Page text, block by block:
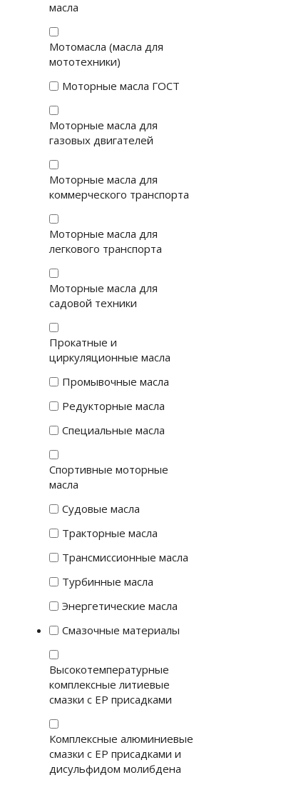
масла
Мотомасла (масла для
мототехники)
Моторные масла ГОСТ
Моторные масла для
газовых двигателей
Моторные масла для
коммерческого транспорта
Моторные масла для
легкового транспорта
Моторные масла для
садовой техники
Прокатные и
циркуляционные масла
Промывочные масла
Редукторные масла
Специальные масла
Спортивные моторные
масла
Судовые масла
Тракторные масла
Трансмиссионные масла
Турбинные масла
Энергетические масла
Смазочные материалы
Высокотемпературные
комплексные литиевые
смазки с EP присадками
Комплексные алюминиевые
смазки с EP присадками и
дисульфидом молибдена